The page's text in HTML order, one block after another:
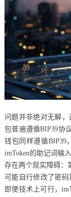
问题并非绝对无解
包普遍遵循BIP39协
钱包同样遵循BIP39
imToken的助记词输
存在两个现实障碍：
可能自行修改了密
即使技术上可行，